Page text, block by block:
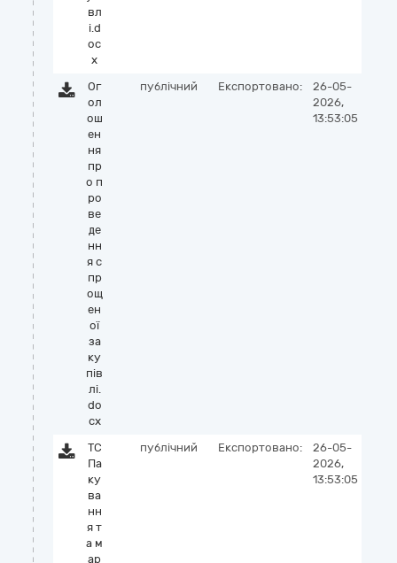
вл
і.d
oc
x
Ог
ол
ош
ен
ня
пр
о п
ро
ве
де
нн
я с
пр
ощ
ен
ої
за
ку
пів
лі.
do
cx
публічний Експортовано:
26-05-
2026,
13:53:05
ТС
Па
ку
ва
нн
я т
а м
ар
публічний Експортовано:
26-05-
2026,
13:53:05